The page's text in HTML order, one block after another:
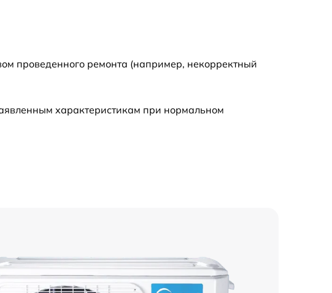
проведенного ремонта (например, некорректный
характеристикам при нормальном